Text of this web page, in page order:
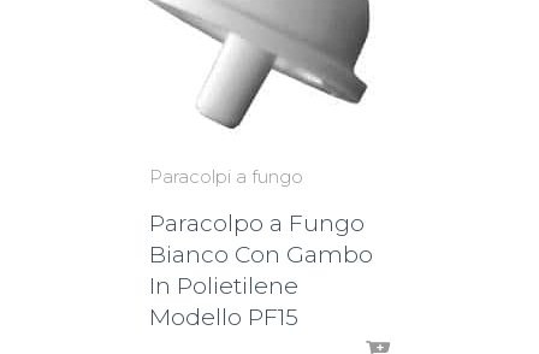
Paracolpi a fungo
Paracolpo a Fungo
Bianco Con Gambo
In Polietilene
Modello PF15